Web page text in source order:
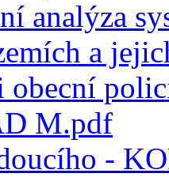
analýza
a
obecní
M.pdf
-